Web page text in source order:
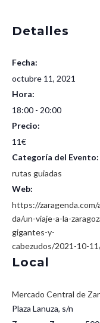
Detalles
Fecha:
octubre 11, 2021
Hora:
18:00 - 20:00
Precio:
11€
Categoría del Evento:
rutas guiadas
Web:
https://zaragenda.com/
da/un-viaje-a-la-
gigantes-y-
cabezudos/2021-10-
Local
Mercado Central de
Plaza Lanuza, s/n